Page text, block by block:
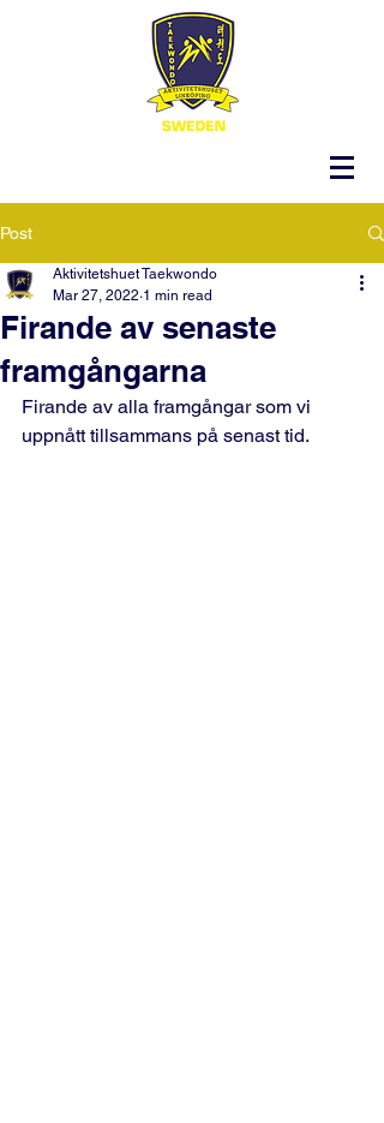
Post
Firande av senaste
framgångarna
Aktivitetshuet Taekwondo
Mar 27, 2022 1 min read
Firande av alla framgångar som vi
uppnått tillsammans på senast tid.